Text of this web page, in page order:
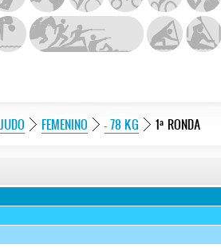
JUDO FEMENINO - 78 KG 1ª RONDA